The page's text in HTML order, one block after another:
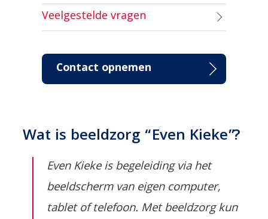
Wat is beeldzorg “Even Kieke”?
Even Kieke is begeleiding via het
beeldscherm van eigen computer,
tablet of telefoon. Met beeldzorg kun
Veelgestelde vragen
Contact opnemen